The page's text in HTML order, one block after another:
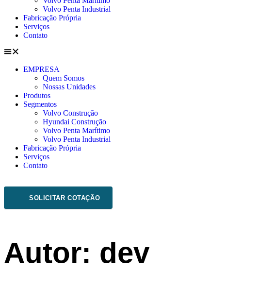
Volvo Penta Industrial
Fabricação Própria
Serviços
Contato
EMPRESA
Quem Somos
Nossas Unidades
Produtos
Segmentos
Volvo Construção
Hyundai Construção
Volvo Penta Marítimo
Volvo Penta Industrial
Fabricação Própria
Serviços
Contato
SOLICITAR COTAÇÃO
Autor: dev